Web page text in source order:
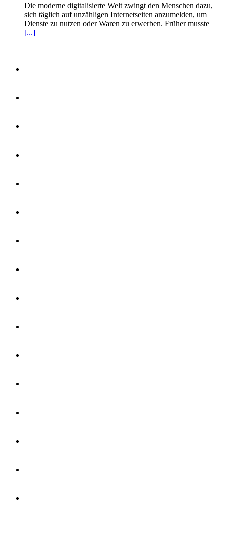
Die moderne digitalisierte Welt zwingt den Menschen dazu,
sich täglich auf unzähligen Internetseiten anzumelden, um
Dienste zu nutzen oder Waren zu erwerben. Früher musste
[...]